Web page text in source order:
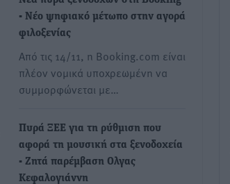
- Νέο ψηφιακό μέτωπο στην αγορά
φιλοξενίας
Από τις 14/11, η Booking.com είναι
πλέον νομικά υποχρεωμένη να
συμμορφώνεται με…
Πυρά ΞΕΕ για τη ρύθμιση που
αφορά τη μουσική στα ξενοδοχεία
- Ζητά παρέμβαση Ολγας
Κεφαλογιάννη